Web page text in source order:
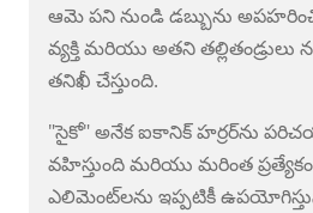
ఆమె పని నుండి డబ్బును
వ్యక్తి మరియు అతని తల్లితండ్రులు
తనిఖీ చేస్తుంది.
"సైకో" అనేక ఐకానిక్ హర్రర్‌ను
వహిస్తుంది మరియు మరింత
ఎలిమెంట్‌లను ఇప్పటికీ